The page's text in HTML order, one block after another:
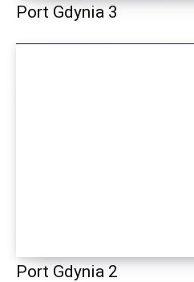
Port Gdynia 3
Port Gdynia 2